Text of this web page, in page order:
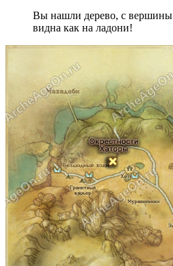
Вы нашли дерево, с вершины
видна как на ладони!